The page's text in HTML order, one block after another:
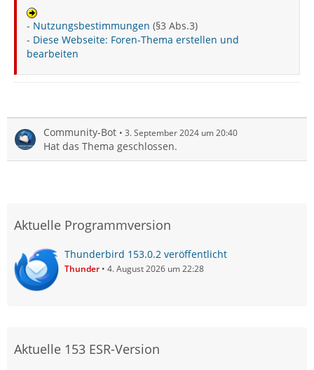
- Nutzungsbestimmungen (§3 Abs.3)
- Diese Webseite: Foren-Thema erstellen und
bearbeiten
Community-Bot 3. September 2024 um 20:40
Hat das Thema geschlossen.
Aktuelle Programmversion
Thunderbird 153.0.2 veröffentlicht
Thunder 4. August 2026 um 22:28
Aktuelle 153 ESR-Version